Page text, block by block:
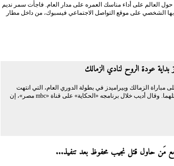
العالم على أداء مناسك العمره على مدار العام. فاجأت سمر نديم
الشخصي على موقع التواصل الاجتماعي فيسبوك، من داخل مطار
بداية عودة الروح لنادي الزمالك
مباراة الزمالك وبيراميدز في بطولة الدوري العام، التي انتهت
بالتعادل الإيجابي بهدفين لمثلهما. وقال أديب خلال برنامجه «الحكاية» على قناة «mbc مصر»، إن
مَن حاول قتل نجيب محفوظ بعد تنفيذ...